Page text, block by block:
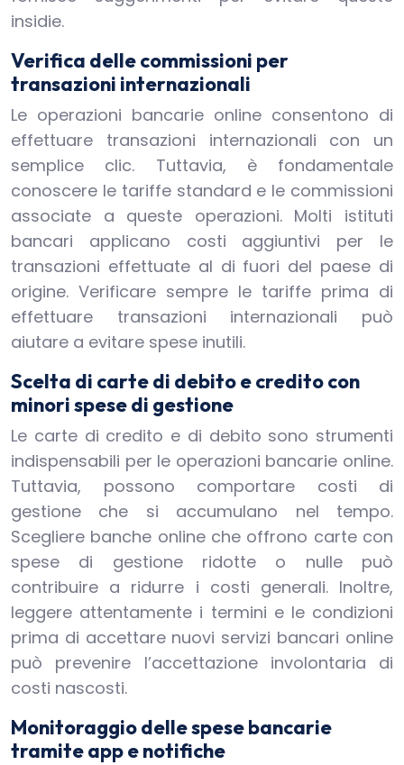
insidie.
Verifica delle commissioni per
transazioni internazionali
Le operazioni bancarie online consentono di
effettuare transazioni internazionali con un
semplice clic. Tuttavia, è fondamentale
conoscere le tariffe standard e le commissioni
associate a queste operazioni. Molti istituti
bancari applicano costi aggiuntivi per le
transazioni effettuate al di fuori del paese di
origine. Verificare sempre le tariffe prima di
effettuare transazioni internazionali può
aiutare a evitare spese inutili.
Scelta di carte di debito e credito con
minori spese di gestione
Le carte di credito e di debito sono strumenti
indispensabili per le operazioni bancarie online.
Tuttavia, possono comportare costi di
gestione che si accumulano nel tempo.
Scegliere banche online che offrono carte con
spese di gestione ridotte o nulle può
contribuire a ridurre i costi generali. Inoltre,
leggere attentamente i termini e le condizioni
prima di accettare nuovi servizi bancari online
può prevenire l’accettazione involontaria di
costi nascosti.
Monitoraggio delle spese bancarie
tramite app e notifiche